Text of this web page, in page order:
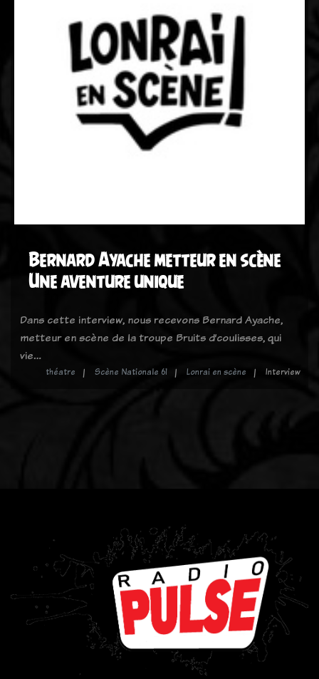
Bernard Ayache metteur en scène
Une aventure unique
Dans cette interview, nous recevons Bernard Ayache,
metteur en scène de la troupe Bruits d’coulisses, qui
vie…
théatre Scène Nationale 61 Lonrai en scène Interview